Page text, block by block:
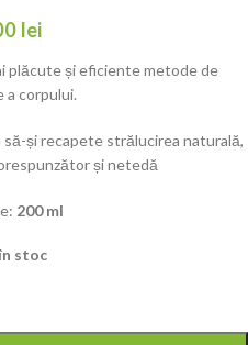
lei
plăcute și eficiente metode de
a corpului.
și recapete strălucirea naturală,
și netedă
200 ml
stoc